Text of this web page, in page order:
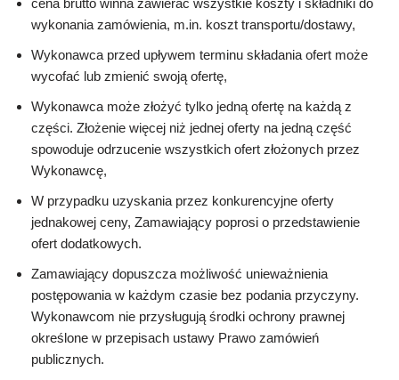
wykonania zamówienia, m.in. koszt transportu/dostawy,
Wykonawca przed upływem terminu składania ofert może
wycofać lub zmienić swoją ofertę,
Wykonawca może złożyć tylko jedną ofertę na każdą z
części. Złożenie więcej niż jednej oferty na jedną część
spowoduje odrzucenie wszystkich ofert złożonych przez
Wykonawcę,
W przypadku uzyskania przez konkurencyjne oferty
jednakowej ceny, Zamawiający poprosi o przedstawienie
ofert dodatkowych.
Zamawiający dopuszcza możliwość unieważnienia
postępowania w każdym czasie bez podania przyczyny.
Wykonawcom nie przysługują środki ochrony prawnej
określone w przepisach ustawy Prawo zamówień
publicznych.